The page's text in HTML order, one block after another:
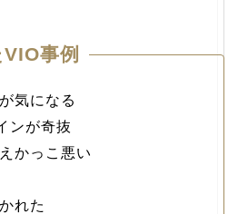
事例
気になる
ンが奇抜
かっこ悪い
れた